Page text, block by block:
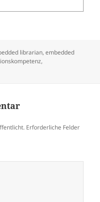
librarian,embedded
,
Erforderliche Felder